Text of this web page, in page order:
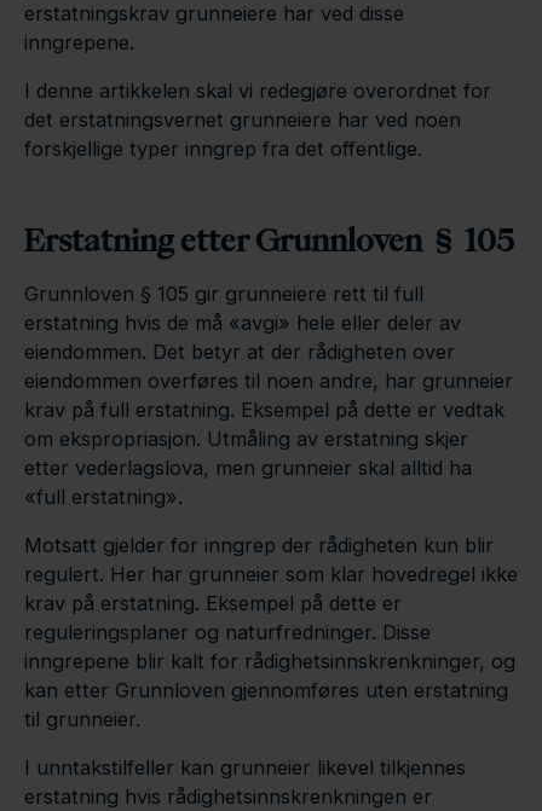
erstatningskrav grunneiere har ved disse
inngrepene.
I denne artikkelen skal vi redegjøre overordnet for
det erstatningsvernet grunneiere har ved noen
forskjellige typer inngrep fra det offentlige.
Erstatning etter Grunnloven § 105
Grunnloven § 105 gir grunneiere rett til full
erstatning hvis de må «avgi» hele eller deler av
eiendommen. Det betyr at der rådigheten over
eiendommen overføres til noen andre, har grunneier
krav på full erstatning. Eksempel på dette er vedtak
om ekspropriasjon. Utmåling av erstatning skjer
etter vederlagslova, men grunneier skal alltid ha
«full erstatning».
Motsatt gjelder for inngrep der rådigheten kun blir
regulert. Her har grunneier som klar hovedregel ikke
krav på erstatning. Eksempel på dette er
reguleringsplaner og naturfredninger. Disse
inngrepene blir kalt for rådighetsinnskrenkninger, og
kan etter Grunnloven gjennomføres uten erstatning
til grunneier.
I unntakstilfeller kan grunneier likevel tilkjennes
erstatning hvis rådighetsinnskrenkningen er